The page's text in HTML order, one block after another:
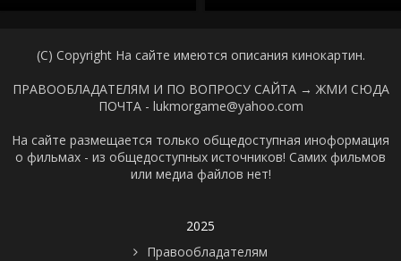
(C) Copyright На сайте имеются описания кинокартин.
ПРАВООБЛАДАТЕЛЯМ И ПО ВОПРОСУ САЙТА → ЖМИ СЮДА
ПОЧТА - lukmorgame@yahoo.com
На сайте размещается только общедоступная иноформация
о фильмах - из общедоступных источников! Самих фильмов
или медиа файлов нет!
2025
Правообладателям